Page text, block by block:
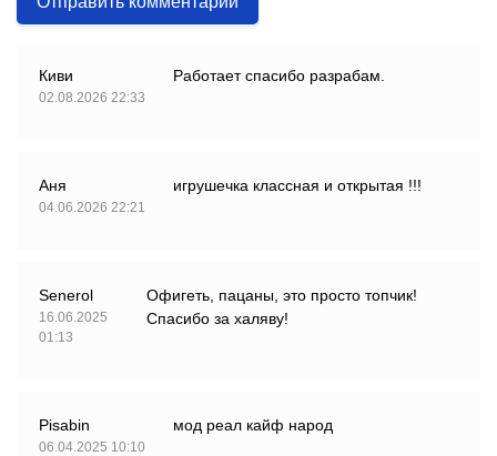
Киви
02.08.2026 22:33
Работает спасибо разрабам.
Аня
04.06.2026 22:21
игрушечка классная и открытая !!!
Senerol
16.06.2025
01:13
Офигеть, пацаны, это просто топчик!
Спасибо за халяву!
Pisabin
06.04.2025 10:10
мод реал кайф народ